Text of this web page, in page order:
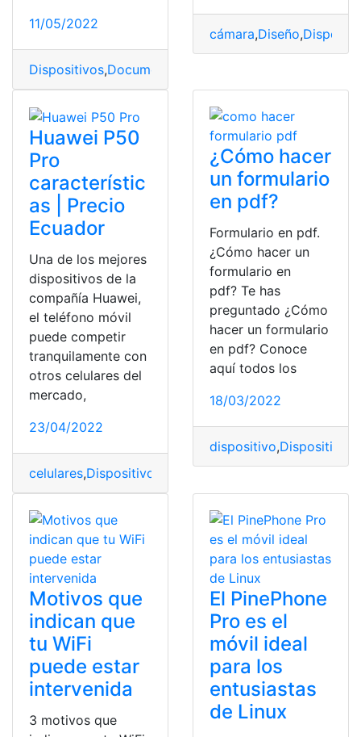
11/05/2022
Dispositivos,Documentos
cámara,Diseño,
Huawei P50
Pro
característic
as | Precio
Ecuador
Una de los mejores
dispositivos de la
compañía Huawei,
el teléfono móvil
puede competir
tranquilamente con
otros celulares del
mercado,
23/04/2022
celulares,Dispositivos
¿Cómo hacer
un formulario
en pdf?
Formulario en pdf.
¿Cómo hacer un
formulario en
pdf? Te has
preguntado ¿Cómo
hacer un formulario
en pdf? Conoce
aquí todos los
18/03/2022
dispositivo,Dispositivos
Motivos que
indican que
tu WiFi
puede estar
intervenida
3 motivos que
El PinePhone
Pro es el
móvil ideal
para los
entusiastas
de Linux